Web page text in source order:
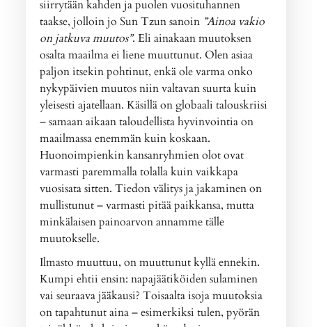
siirrytään kahden ja puolen vuosituhannen
taakse, jolloin jo Sun Tzun sanoin ”Ainoa vakio
on jatkuva muutos”. Eli ainakaan muutoksen
osalta maailma ei liene muuttunut. Olen asiaa
paljon itsekin pohtinut, enkä ole varma onko
nykypäivien muutos niin valtavan suurta kuin
yleisesti ajatellaan. Käsillä on globaali talouskriisi
– samaan aikaan taloudellista hyvinvointia on
maailmassa enemmän kuin koskaan.
Huonoimpienkin kansanryhmien olot ovat
varmasti paremmalla tolalla kuin vaikkapa
vuosisata sitten. Tiedon välitys ja jakaminen on
mullistunut – varmasti pitää paikkansa, mutta
minkälaisen painoarvon annamme tälle
muutokselle.
Ilmasto muuttuu, on muuttunut kyllä ennekin.
Kumpi ehtii ensin: napajäätiköiden sulaminen
vai seuraava jääkausi? Toisaalta isoja muutoksia
on tapahtunut aina – esimerkiksi tulen, pyörän